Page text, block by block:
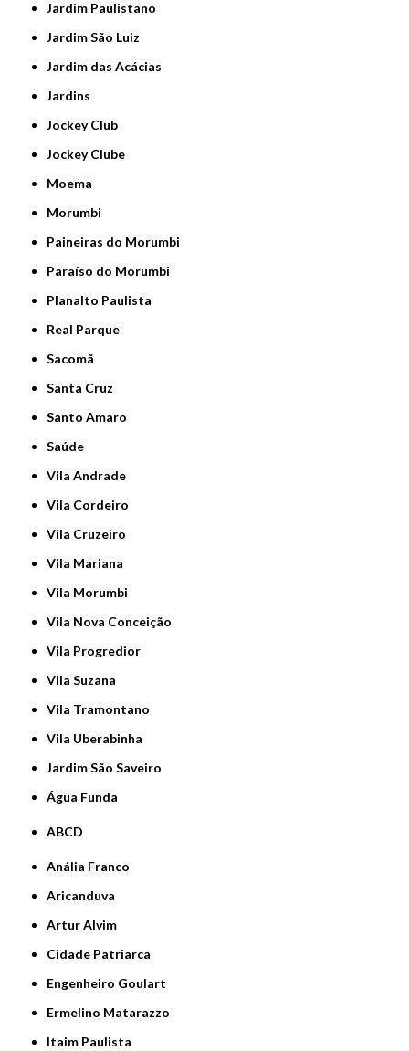
Jardim Paulistano
Jardim São Luiz
Jardim das Acácias
Jardins
Jockey Club
Jockey Clube
Moema
Morumbi
Paineiras do Morumbi
Paraíso do Morumbi
Planalto Paulista
Real Parque
Sacomã
Santa Cruz
Santo Amaro
Saúde
Vila Andrade
Vila Cordeiro
Vila Cruzeiro
Vila Mariana
Vila Morumbi
Vila Nova Conceição
Vila Progredior
Vila Suzana
Vila Tramontano
Vila Uberabinha
jardim São Saveiro
Água Funda
ABCD
Anália Franco
Aricanduva
Artur Alvim
Cidade Patriarca
Engenheiro Goulart
Ermelino Matarazzo
Itaim Paulista